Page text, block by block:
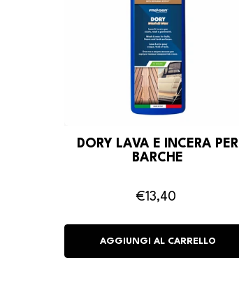
DORY LAVA E INCERA PER
BARCHE
€13,40